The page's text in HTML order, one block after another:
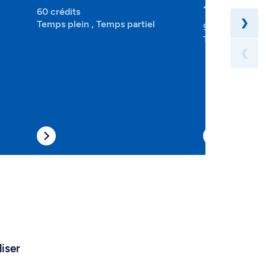
60 crédits
Temps plein , Temps partiel
1-191-1-0
91 crédits
Temps plein ,
❯
❮